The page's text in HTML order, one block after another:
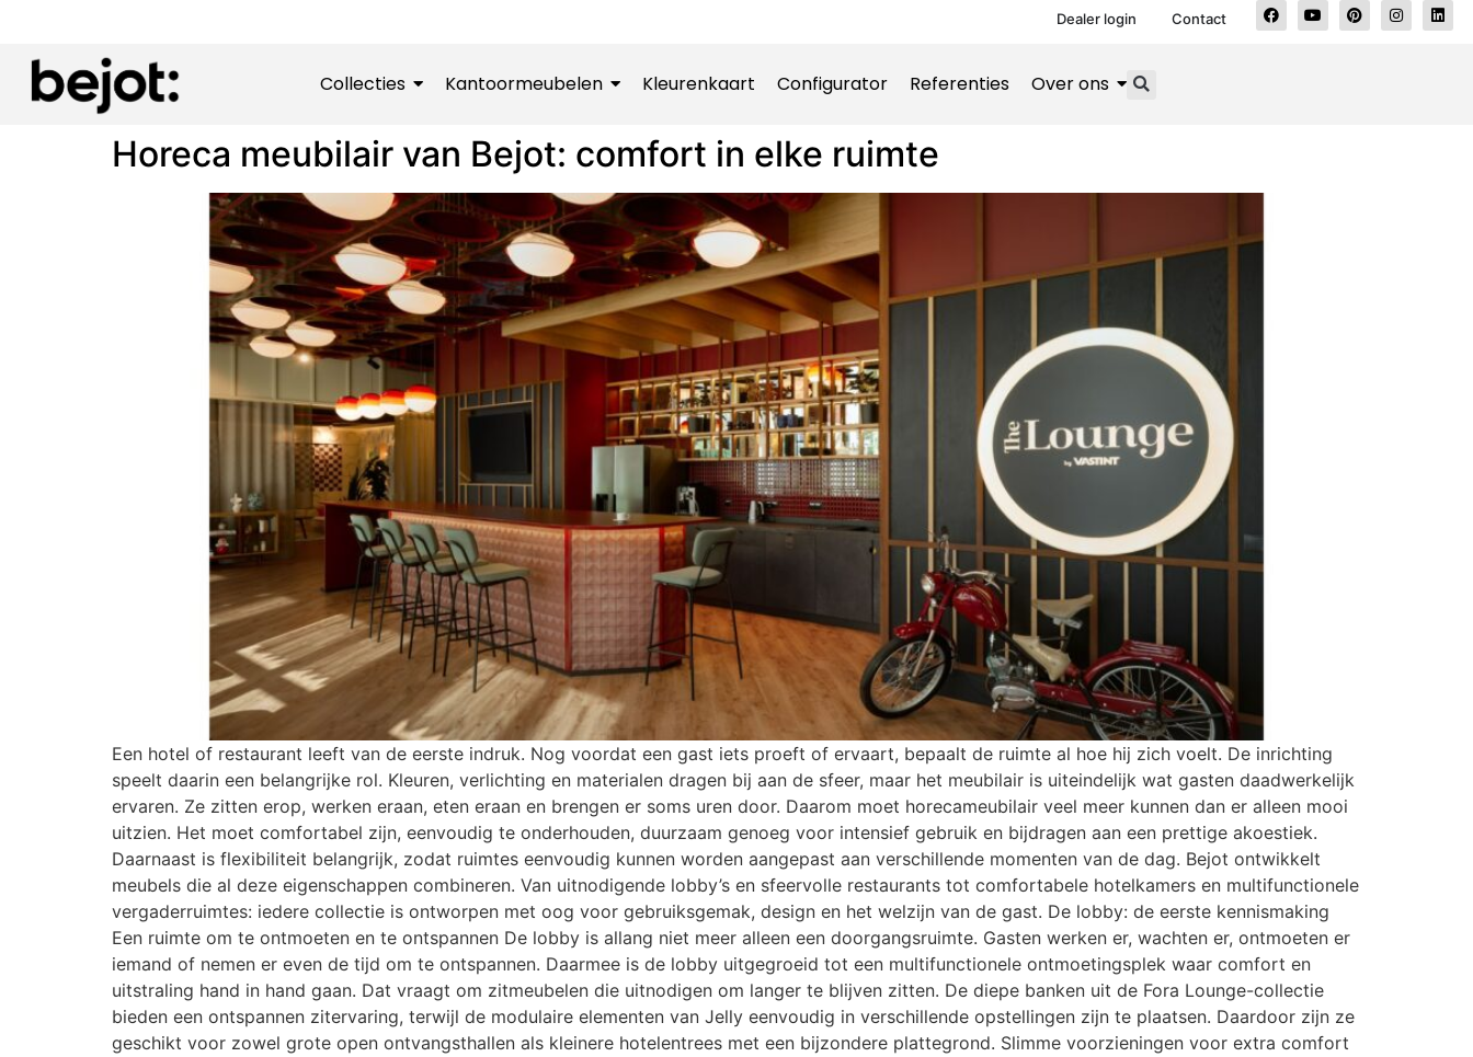
Dealer login Contact
Collecties Kantoormeubelen Kleurenkaart Configurator Referenties Over ons
Horeca meubilair van Bejot: comfort in elke ruimte
Een hotel of restaurant leeft van de eerste indruk. Nog voordat een gast iets proeft of ervaart, bepaalt de ruimte al hoe hij zich voelt. De inrichting
speelt daarin een belangrijke rol. Kleuren, verlichting en materialen dragen bij aan de sfeer, maar het meubilair is uiteindelijk wat gasten daadwerkelijk
ervaren. Ze zitten erop, werken eraan, eten eraan en brengen er soms uren door. Daarom moet horecameubilair veel meer kunnen dan er alleen mooi
uitzien. Het moet comfortabel zijn, eenvoudig te onderhouden, duurzaam genoeg voor intensief gebruik en bijdragen aan een prettige akoestiek.
Daarnaast is flexibiliteit belangrijk, zodat ruimtes eenvoudig kunnen worden aangepast aan verschillende momenten van de dag. Bejot ontwikkelt
meubels die al deze eigenschappen combineren. Van uitnodigende lobby’s en sfeervolle restaurants tot comfortabele hotelkamers en multifunctionele
vergaderruimtes: iedere collectie is ontworpen met oog voor gebruiksgemak, design en het welzijn van de gast. De lobby: de eerste kennismaking
Een ruimte om te ontmoeten en te ontspannen De lobby is allang niet meer alleen een doorgangsruimte. Gasten werken er, wachten er, ontmoeten er
iemand of nemen er even de tijd om te ontspannen. Daarmee is de lobby uitgegroeid tot een multifunctionele ontmoetingsplek waar comfort en
uitstraling hand in hand gaan. Dat vraagt om zitmeubelen die uitnodigen om langer te blijven zitten. De diepe banken uit de Fora Lounge-collectie
bieden een ontspannen zitervaring, terwijl de modulaire elementen van Jelly eenvoudig in verschillende opstellingen zijn te plaatsen. Daardoor zijn ze
geschikt voor zowel grote open ontvangsthallen als kleinere hotelentrees met een bijzondere plattegrond. Slimme voorzieningen voor extra comfort